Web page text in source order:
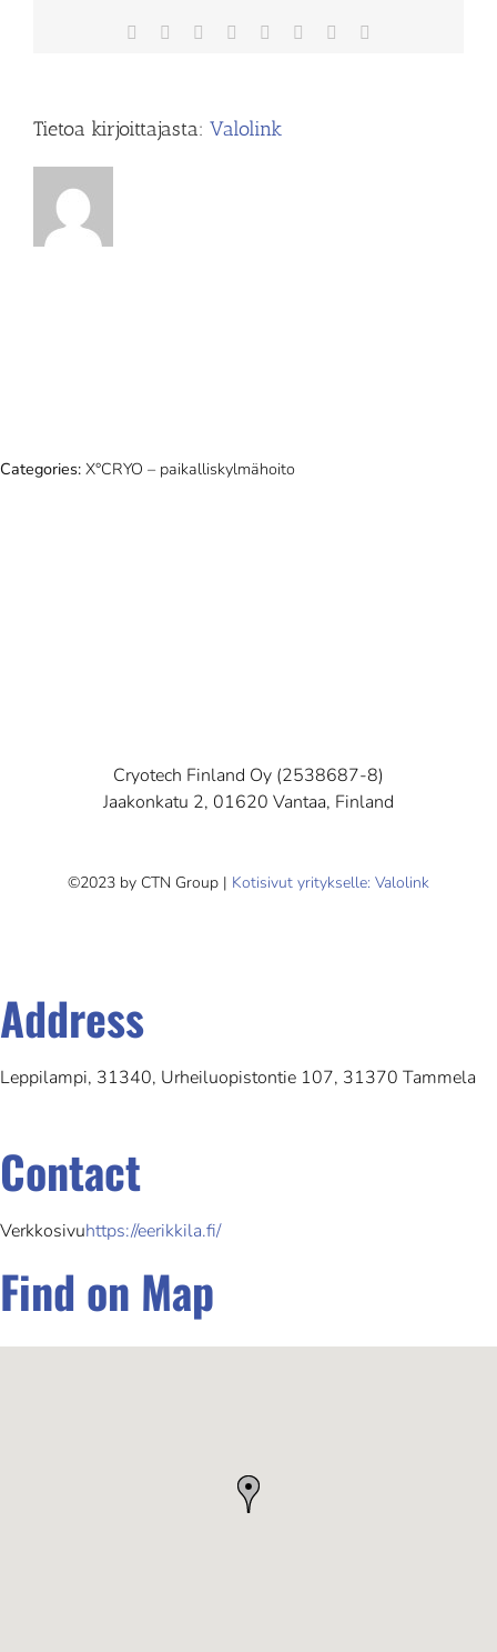
Facebook Reddit LinkedIn
TumblrPinterest
Tietoa kirjoittajasta: Valolink
Categories: X°CRYO – paikalliskylmähoito
Cryotech Finland Oy (2538687-8)
Jaakonkatu 2, 01620 Vantaa, Finland
©2023 by CTN Group | Kotisivut yritykselle: Valolink
Address
Leppilampi, 31340, Urheiluopistontie 107, 31370 Tammela
Contact
Verkkosivuhttps://eerikkila.fi/
Find on Map